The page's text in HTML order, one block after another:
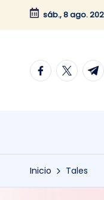
Saltar
contenido
sáb., 8 ago.
facebook.com
t.me
Inicio Tales